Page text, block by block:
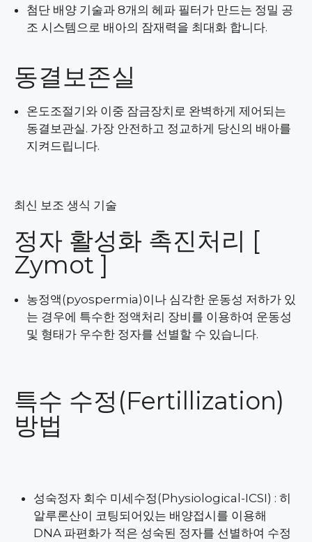
첨단 배양 기술과 8개의 헤파 필터가 만드는 정밀 공
조 시스템으로 배아의 잠재력을 최대화 합니다.
동결보존실
온도조절기와 이중 잠금장치로 완벽하게 제어되는
동결보관실. 가장 안전하고 정교하게 당신의 배아를
지켜드립니다.
최신 보조 생식 기술
정자 활성화 촉진처리 [
Zymot ]
농정액(pyospermia)이나 심각한 운동성 저하가 있
는 경우에 특수한 정액처리 장비를 이용하여 운동성
및 형태가 우수한 정자를 선별할 수 있습니다.
특수 수정(Fertillization)
방법
성숙정자 회수 미세수정(Physiological-ICSI) : 히
알루론산이 코팅되어있는 배양접시를 이용해
DNA 파편화가 적은 성숙된 정자를 선별하여 수정